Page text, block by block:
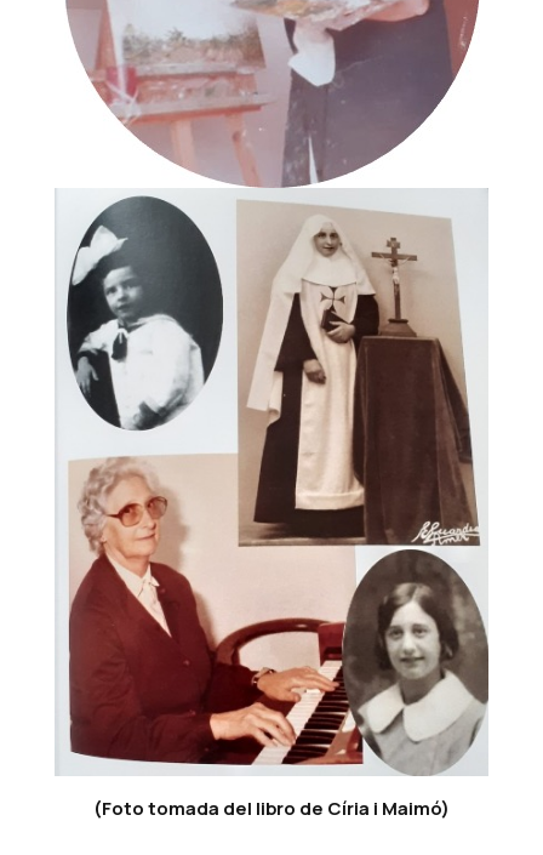
(Foto tomada del libro de Círia i Maimó)